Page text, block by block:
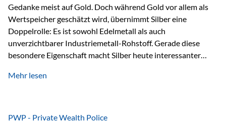
Gedanke meist auf Gold. Doch während Gold vor allem als
Wertspeicher geschätzt wird, übernimmt Silber eine
Doppelrolle: Es ist sowohl Edelmetall als auch
unverzichtbarer Industriemetall-Rohstoff. Gerade diese
besondere Eigenschaft macht Silber heute interessanter
elektrischer – und genau dort spielt Silber eine
Leitfähigkeit aller Metalle. Diese Eigenschaft macht es für
Mehr lesen
PWP - Private Wealth Police